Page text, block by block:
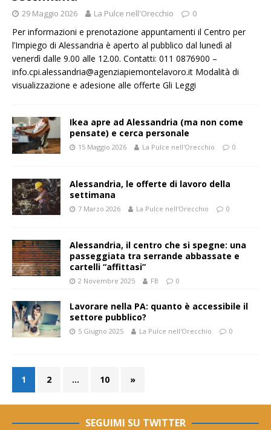
29 Maggio 2026 La Pulce nell'Orecchio 0
Per informazioni e prenotazione appuntamenti il Centro per
l’Impiego di Alessandria è aperto al pubblico dal lunedì al
venerdì dalle 9.00 alle 12.00. Contatti: 011 0876900 –
info.cpi.alessandria@agenziapiemontelavoro.it Modalità di
visualizzazione e adesione alle offerte Gli Leggi
Ikea apre ad Alessandria (ma non come
pensate) e cerca personale
15 Maggio 2026 La Pulce nell'Orecchio 0
Alessandria, le offerte di lavoro della
settimana
7 Marzo 2026 La Pulce nell'Orecchio 0
Alessandria, il centro che si spegne: una
passeggiata tra serrande abbassate e
cartelli “affittasi”
2 Novembre 2025 FB 0
Lavorare nella PA: quanto è accessibile il
settore pubblico?
5 Giugno 2025 La Pulce nell'Orecchio 0
1 2 … 10 »
SEGUIMI SU TWITTER